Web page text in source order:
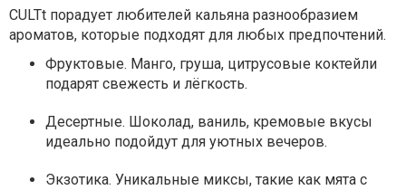
CULTt порадует любителей кальяна разнообразием
ароматов, которые подходят для любых предпочтений.
Фруктовые. Манго, груша, цитрусовые коктейли
подарят свежесть и лёгкость.
Десертные. Шоколад, ваниль, кремовые вкусы
идеально подойдут для уютных вечеров.
Экзотика. Уникальные миксы, такие как мята с